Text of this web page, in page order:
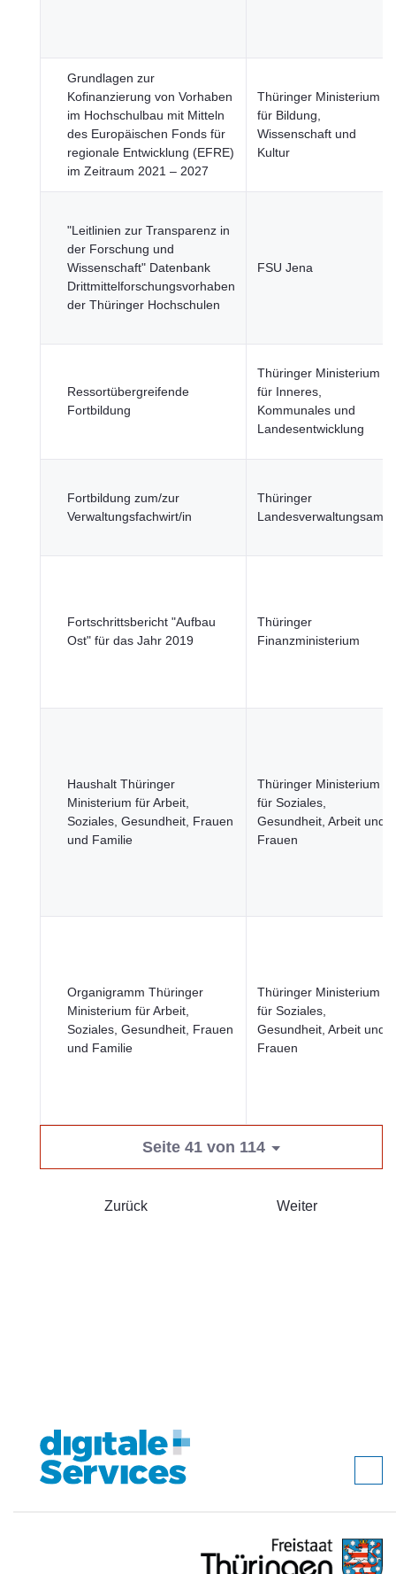
Grundlagen zur
Kofinanzierung von Vorhaben
im Hochschulbau mit Mitteln
des Europäischen Fonds für
regionale Entwicklung (EFRE)
im Zeitraum 2021 – 2027
Thüringer Ministerium
für Bildung,
Wissenschaft und
Kultur
"Leitlinien zur Transparenz in
der Forschung und
Wissenschaft" Datenbank
Drittmittelforschungsvorhaben
der Thüringer Hochschulen
FSU Jena
Ressortübergreifende
Fortbildung
Thüringer Ministerium
für Inneres,
Kommunales und
Landesentwicklung
Fortbildung zum/zur
Verwaltungsfachwirt/in
Thüringer
Landesverwaltungsamt
Fortschrittsbericht "Aufbau
Ost" für das Jahr 2019
Thüringer
Finanzministerium
Haushalt Thüringer
Ministerium für Arbeit,
Soziales, Gesundheit, Frauen
und Familie
Thüringer Ministerium
für Soziales,
Gesundheit, Arbeit und
Frauen
Organigramm Thüringer
Ministerium für Arbeit,
Soziales, Gesundheit, Frauen
und Familie
Thüringer Ministerium
für Soziales,
Gesundheit, Arbeit und
Frauen
Seite 41 von 114
Zurück Weiter